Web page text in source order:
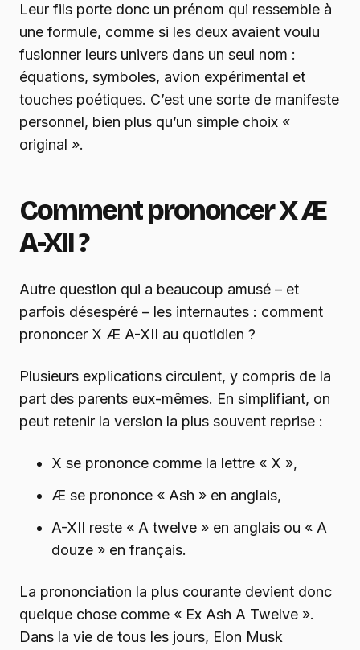
Leur fils porte donc un prénom qui ressemble à
une formule, comme si les deux avaient voulu
fusionner leurs univers dans un seul nom :
équations, symboles, avion expérimental et
touches poétiques. C’est une sorte de manifeste
personnel, bien plus qu’un simple choix «
original ».
Comment prononcer X Æ
A-XII ?
Autre question qui a beaucoup amusé – et
parfois désespéré – les internautes : comment
prononcer X Æ A-XII au quotidien ?
Plusieurs explications circulent, y compris de la
part des parents eux-mêmes. En simplifiant, on
peut retenir la version la plus souvent reprise :
X se prononce comme la lettre « X »,
Æ se prononce « Ash » en anglais,
A-XII reste « A twelve » en anglais ou « A
douze » en français.
La prononciation la plus courante devient donc
quelque chose comme « Ex Ash A Twelve ».
Dans la vie de tous les jours, Elon Musk